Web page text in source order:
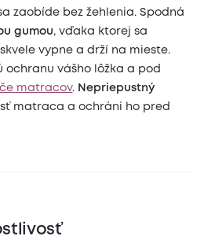
zaobíde bez žehlenia. Spodná
gumou, vďaka ktorej sa
vypne a drží na mieste.
ochranu vášho lôžka a pod
matracov. Nepriepustný
matraca a ochráni ho pred